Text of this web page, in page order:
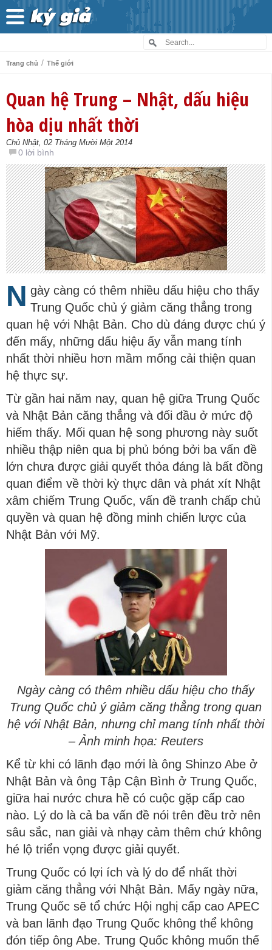
Trang chủ / Thế giới
Quan hệ Trung – Nhật, dấu hiệu
hòa dịu nhất thời
Chủ Nhật, 02 Tháng Mười Một 2014
0 lời bình
N gày càng có thêm nhiều dấu hiệu cho thấy
Trung Quốc chủ ý giảm căng thẳng trong
quan hệ với Nhật Bản. Cho dù đáng được chú ý
đến mấy, những dấu hiệu ấy vẫn mang tính
nhất thời nhiều hơn mầm mống cải thiện quan
hệ thực sự.
Từ gần hai năm nay, quan hệ giữa Trung Quốc
và Nhật Bản căng thẳng và đối đầu ở mức độ
hiếm thấy. Mối quan hệ song phương này suốt
nhiều thập niên qua bị phủ bóng bởi ba vấn đề
lớn chưa được giải quyết thỏa đáng là bất đồng
quan điểm về thời kỳ thực dân và phát xít Nhật
xâm chiếm Trung Quốc, vấn đề tranh chấp chủ
quyền và quan hệ đồng minh chiến lược của
Nhật Bản với Mỹ.
Ngày càng có thêm nhiều dấu hiệu cho thấy
Trung Quốc chủ ý giảm căng thẳng trong quan
hệ với Nhật Bản, nhưng chỉ mang tính nhất thời
– Ảnh minh họa: Reuters
Kể từ khi có lãnh đạo mới là ông Shinzo Abe ở
Nhật Bản và ông Tập Cận Bình ở Trung Quốc,
giữa hai nước chưa hề có cuộc gặp cấp cao
nào. Lý do là cả ba vấn đề nói trên đều trở nên
sâu sắc, nan giải và nhạy cảm thêm chứ không
hé lộ triển vọng được giải quyết.
Trung Quốc có lợi ích và lý do để nhất thời
giảm căng thẳng với Nhật Bản. Mấy ngày nữa,
Trung Quốc sẽ tổ chức Hội nghị cấp cao APEC
và ban lãnh đạo Trung Quốc không thể không
đón tiếp ông Abe. Trung Quốc không muốn thế